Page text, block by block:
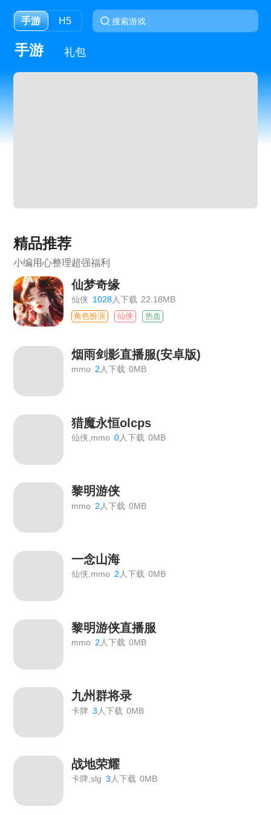
手游 H5
手游 礼包
精品推荐
小编用心整理超强福利
仙梦奇缘
仙侠 1028人下载 22.18MB
角色扮演 仙侠 热血
烟雨剑影直播服(安卓版)
mmo 2人下载 0MB
猎魔永恒olcps
仙侠,mmo 0人下载 0MB
黎明游侠
mmo 2 人下载 0MB
一念山海
仙侠,mmo 2人下载 0MB
黎明游侠直播服
mmo 2 人下载 0MB
九州群将录
卡牌 3 人下载 0MB
战地荣耀
卡牌,slg 3人下载 0MB